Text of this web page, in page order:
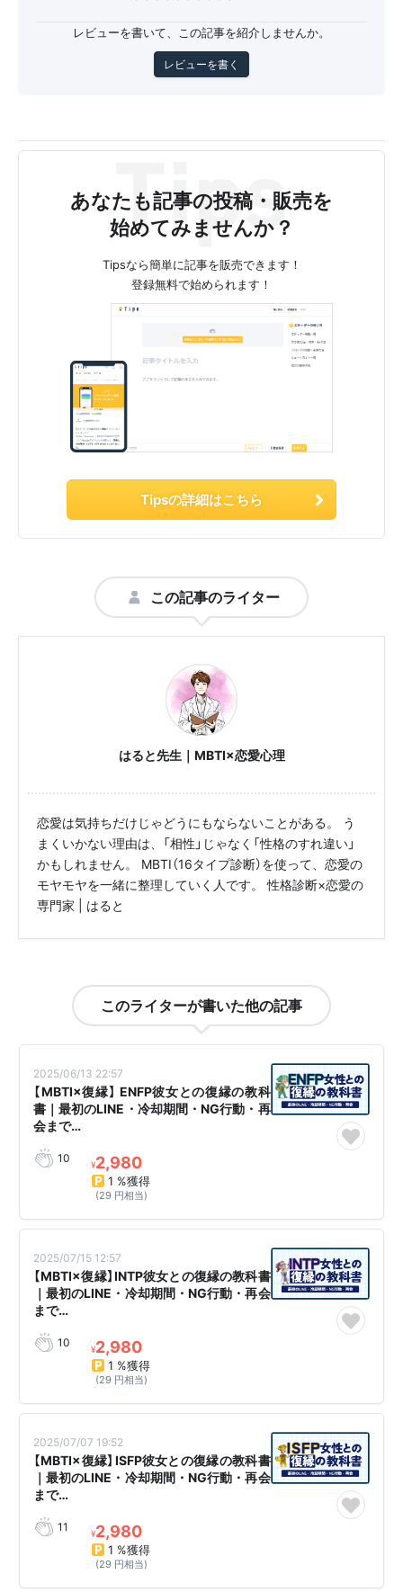
レビューを書いて、この記事を紹介しませんか。
レビューを書く
あなたも記事の投稿・販売を
始めてみませんか？
Tipsなら簡単に記事を販売できます！
登録無料で始められます！
Tipsの詳細はこちら
この記事のライター
はると先生｜MBTI×恋愛心理
恋愛は気持ちだけじゃどうにもならないことがある。 う
まくいかない理由は、「相性」じゃなく「性格のすれ違い」
かもしれません。 MBTI（16タイプ診断）を使って、恋愛の
モヤモヤを一緒に整理していく人です。 性格診断×恋愛の
専門家 | はると
このライターが書いた他の記事
2025/06/13 22:57
【MBTI×復縁】 ENFP彼女との復縁の教科
書｜最初のLINE・冷却期間・NG行動・再
会まで…
10 ¥2,980
1 %獲得
(29 円相当)
2025/07/15 12:57
【MBTI×復縁】INTP彼女との復縁の教科書
｜最初のLINE・冷却期間・NG行動・再会
まで…
10 ¥2,980
1 %獲得
(29 円相当)
2025/07/07 19:52
【MBTI×復縁】ISFP彼女との復縁の教科書
｜最初のLINE・冷却期間・NG行動・再会
まで…
11 ¥2,980
1 %獲得
(29 円相当)